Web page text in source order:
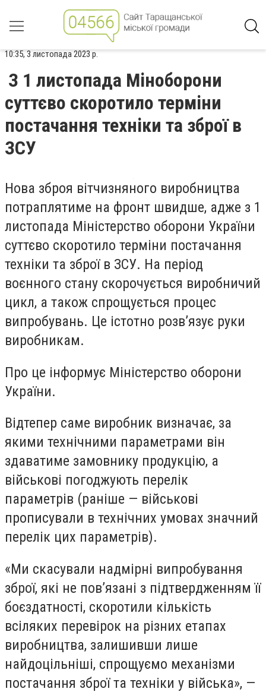
10:35, 3 листопада 2023 р.
З 1 листопада Міноборони
суттєво скоротило терміни
постачання техніки та зброї в
ЗСУ
Нова зброя вітчизняного виробництва
потраплятиме на фронт швидше, адже з 1
листопада Міністерство оборони України
суттєво скоротило терміни постачання
техніки та зброї в ЗСУ. На період
воєнного стану скорочується виробничий
цикл, а також спрощується процес
випробувань. Це істотно розв’язує руки
виробникам.
Про це інформує Міністерство оборони
України.
Відтепер саме виробник визначає, за
якими технічними параметрами він
здаватиме замовнику продукцію, а
військові погоджують перелік
параметрів (раніше — військові
прописували в технічних умовах значний
перелік цих параметрів).
«Ми скасували надмірні випробування
зброї, які не пов’язані з підтвердженням її
боєздатності, скоротили кількість
всіляких перевірок на різних етапах
виробництва, залишивши лише
найдоцільніші, спрощуємо механізми
постачання зброї та техніки у війська», —